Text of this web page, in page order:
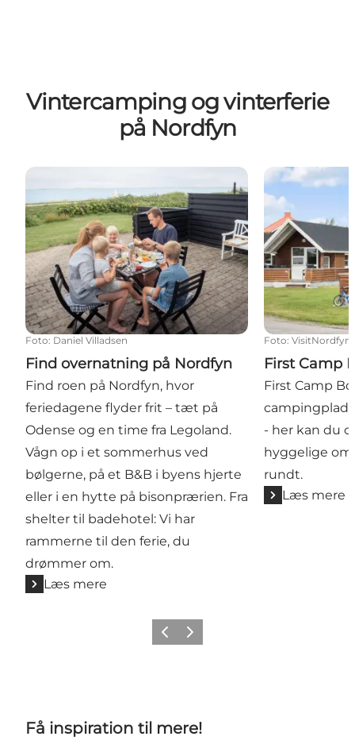
Vintercamping og vinterferie
på Nordfyn
Find overnatning på Nordfyn
Foto: Daniel Villadsen
Find overnatning på Nordfyn
Find roen på Nordfyn, hvor
feriedagene flyder frit – tæt på
Odense og en time fra Legoland.
Vågn op i et sommerhus ved
bølgerne, på et B&B i byens hjerte
eller i en hytte på bisonprærien. Fra
shelter til badehotel: Vi har
rammerne til den ferie, du
drømmer om.
Læs mere
First Camp
Foto: VisitNordfyn
First Camp
First Camp
- her kan du
hyggelige
rundt.
Læs mere
Forrige billede
Næste billede
Få inspiration til mere!